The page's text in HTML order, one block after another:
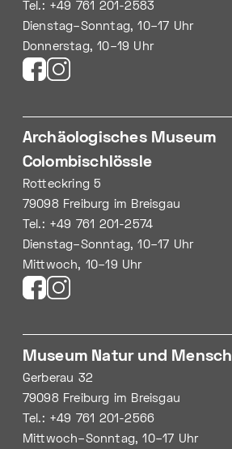
Tel.: +49 761 201-2583
Dienstag–Sonntag, 10–17 Uhr
Donnerstag, 10–19 Uhr
Archäologisches Museum
Colombischlössle
Rotteckring 5
79098 Freiburg im Breisgau
Tel.: +49 761 201-2574
Dienstag–Sonntag, 10–17 Uhr
Mittwoch, 10–19 Uhr
Museum Natur und Mensch
Gerberau 32
79098 Freiburg im Breisgau
Tel.: +49 761 201-2566
Mittwoch–Sonntag, 10–17 Uhr